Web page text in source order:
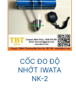
CỐC ĐO ĐỘ
NHỚT IWATA
NK-2